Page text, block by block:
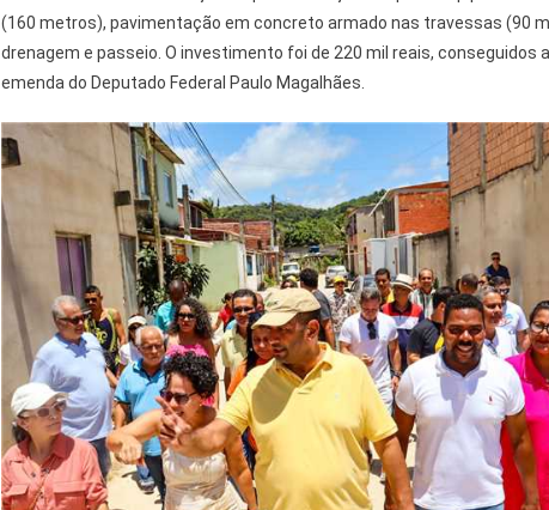
(160 metros), pavimentação em concreto armado nas travessas (90
drenagem e passeio. O investimento foi de 220 mil reais, conseguidos
emenda do Deputado Federal Paulo Magalhães.